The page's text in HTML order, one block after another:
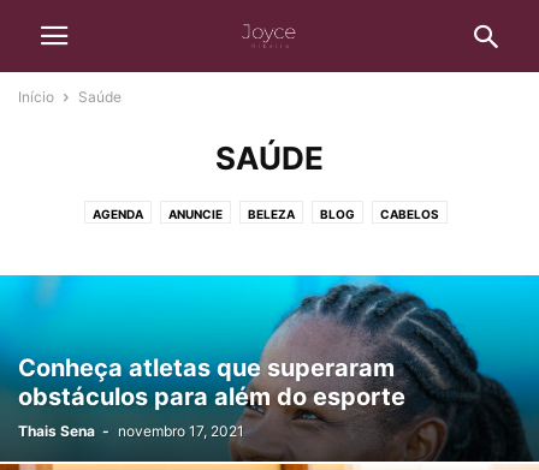
Início Saúde
SAÚDE
AGENDA ANUNCIE BELEZA BLOG CABELOS
LIVROS MATERNIDADE MODA MULHER NATUREZA NOTÍCIAS
VIAGENS WEIRD
Conheça atletas que superaram
obstáculos para além do esporte
Thais Sena - novembro 17, 2021